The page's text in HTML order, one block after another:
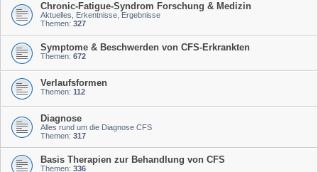
Chronic-Fatigue-Syndrom Forschung & Medizin
Aktuelles, Erkentnisse, Ergebnisse
Themen: 327
Symptome & Beschwerden von CFS-Erkrankten
Themen: 672
Verlaufsformen
Themen: 112
Diagnose
Alles rund um die Diagnose CFS
Themen: 317
Basis Therapien zur Behandlung von CFS
Themen: 336